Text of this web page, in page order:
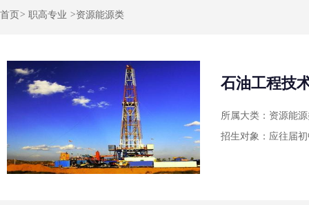
首页 > 职高专业 >资源能源类
石油工程技
所属大类：资源能
招生对象：应往届